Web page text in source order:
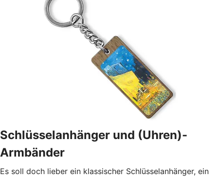
Schlüsselanhänger und (Uhren)-
Armbänder
Es soll doch lieber ein klassischer Schlüsselanhänger, ein